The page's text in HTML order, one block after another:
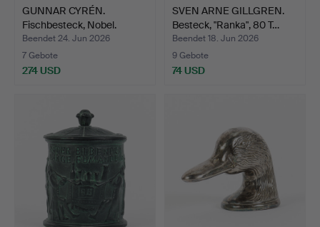
GUNNAR CYRÉN.
Fischbesteck, Nobel.
Beendet 24. Jun 2026
7 Gebote
274 USD
SVEN ARNE GILLGREN.
Besteck, "Ranka", 80 T…
Beendet 18. Jun 2026
9 Gebote
74 USD